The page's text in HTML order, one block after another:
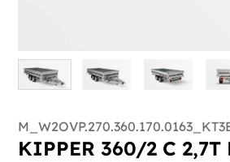
KIPPER 360/2 C 2,7T